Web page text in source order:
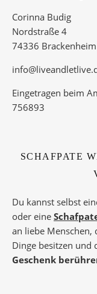
Corinna Budig
Nordstraße 4
74336 Brackenheim
Eingetragen beim
756893
SCHAFPATE
Du kannst selbst
oder eine
an liebe Menschen,
Dinge besitzen und
Geschenk